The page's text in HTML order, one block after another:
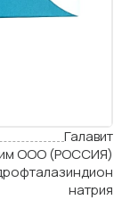
Галавит
ООО (РОССИЯ)
натрия